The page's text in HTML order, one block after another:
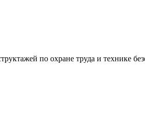
по охране труда и технике